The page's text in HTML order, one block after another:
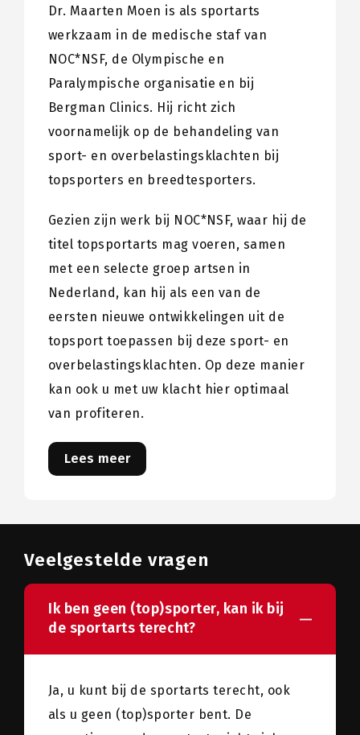
Dr. Maarten Moen is als sportarts
werkzaam in de medische staf van
NOC*NSF, de Olympische en
Paralympische organisatie en bij
Bergman Clinics. Hij richt zich
voornamelijk op de behandeling van
sport- en overbelastingsklachten bij
topsporters en breedtesporters.
Gezien zijn werk bij NOC*NSF, waar hij de
titel topsportarts mag voeren, samen
met een selecte groep artsen in
Nederland, kan hij als een van de
eersten nieuwe ontwikkelingen uit de
topsport toepassen bij deze sport- en
overbelastingsklachten. Op deze manier
kan ook u met uw klacht hier optimaal
van profiteren.
Lees meer
Veelgestelde vragen
Ik ben geen (top)sporter, kan ik bij
de sportarts terecht?
Ja, u kunt bij de sportarts terecht, ook
als u geen (top)sporter bent. De